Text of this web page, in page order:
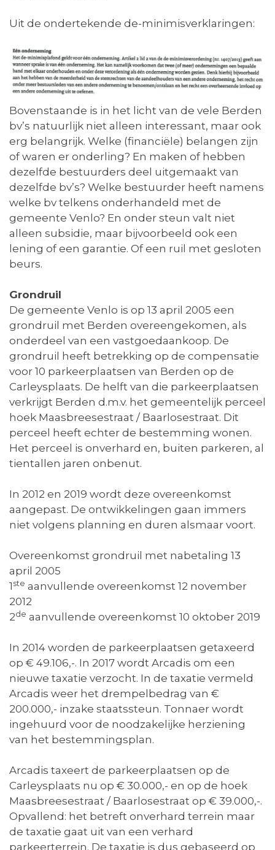
Uit de ondertekende de-minimisverklaringen:
Bovenstaande is in het licht van de vele Berden
bv’s natuurlijk niet alleen interessant, maar ook
erg belangrijk. Welke (financiële) belangen zijn
of waren er onderling? En maken of hebben
dezelfde bestuurders deel uitgemaakt van
dezelfde bv’s? Welke bestuurder heeft namens
welke bv telkens onderhandeld met de
gemeente Venlo? En onder steun valt niet
alleen subsidie, maar bijvoorbeeld ook een
lening of een garantie. Of een ruil met gesloten
beurs.
Grondruil
De gemeente Venlo is op 13 april 2005 een
grondruil met Berden overeengekomen, als
onderdeel van een vastgoedaankoop. De
grondruil heeft betrekking op de compensatie
voor 10 parkeerplaatsen van Berden op de
Carleysplaats. De helft van die parkeerplaatsen
verkrijgt Berden d.m.v. het gemeentelijk perceel
hoek Maasbreesestraat / Baarlosestraat. Dit
perceel heeft echter de bestemming wonen.
Het perceel is onverhard en, buiten parkeren, al
tientallen jaren onbenut.
In 2012 en 2019 wordt deze overeenkomst
aangepast. De ontwikkelingen gaan immers
niet volgens planning en duren alsmaar voort.
Overeenkomst grondruil met nabetaling 13
april 2005
1 ste aanvullende overeenkomst 12 november
2012
2de aanvullende overeenkomst 10 oktober 2019
In 2014 worden de parkeerplaatsen getaxeerd
op € 49.106,-. In 2017 wordt Arcadis om een
nieuwe taxatie verzocht. In de taxatie vermeld
Arcadis weer het drempelbedrag van €
200.000,- inzake staatssteun. Tonnaer wordt
ingehuurd voor de noodzakelijke herziening
van het bestemmingsplan.
Arcadis taxeert de parkeerplaatsen op de
Carleysplaats nu op € 30.000,- en op de hoek
Maasbreesestraat / Baarlosestraat op € 39.000,-.
Opvallend: het betreft onverhard terrein maar
de taxatie gaat uit van een verhard
parkeerterrein. De taxatie is dus gebaseerd op